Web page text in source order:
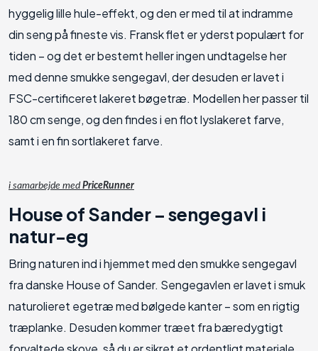
hyggelig lille hule-effekt, og den er med til at indramme
din seng på fineste vis. Fransk flet er yderst populært for
tiden – og det er bestemt heller ingen undtagelse her
med denne smukke sengegavl, der desuden er lavet i
FSC-certificeret lakeret bøgetræ. Modellen her passer til
180 cm senge, og den findes i en flot lyslakeret farve,
samt i en fin sortlakeret farve.
i samarbejde medPriceRunner
House of Sander – sengegavl i
natur-eg
Bring naturen ind i hjemmet med den smukke sengegavl
fra danske House of Sander. Sengegavlen er lavet i smuk
naturolieret egetræ med bølgede kanter – som en rigtig
træplanke. Desuden kommer træet fra bæredygtigt